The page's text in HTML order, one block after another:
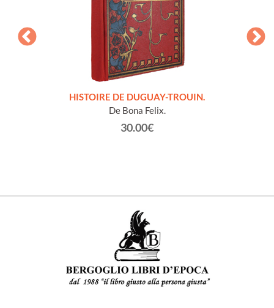
HISTOIRE DE DUGUAY-TROUIN.
De Bona Felix.
30.00€